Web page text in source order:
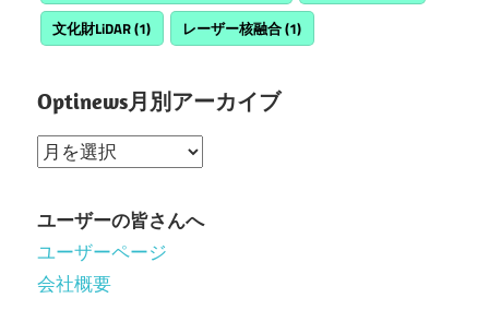
文化財LiDAR(1) レーザー核融合(1)
Optinews月別アーカイブ
Optinews
別
ア
ー
ユーザーの皆さんへ
ユーザーページ
会社概要